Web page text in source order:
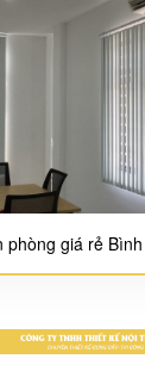
phòng giá rẻ